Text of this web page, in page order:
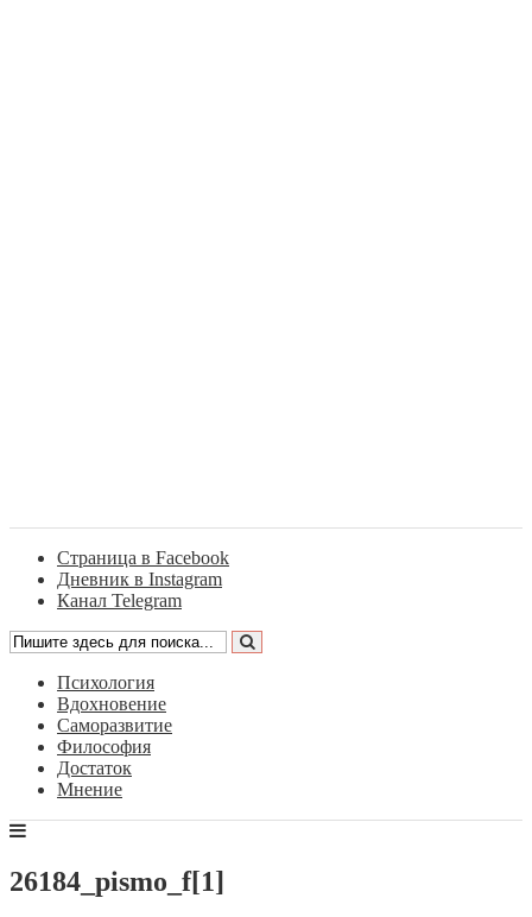
Страница в Facebook
Дневник в Instagram
Канал Telegram
Психология
Вдохновение
Саморазвитие
Философия
Достаток
Мнение
26184_pismo_f[1]